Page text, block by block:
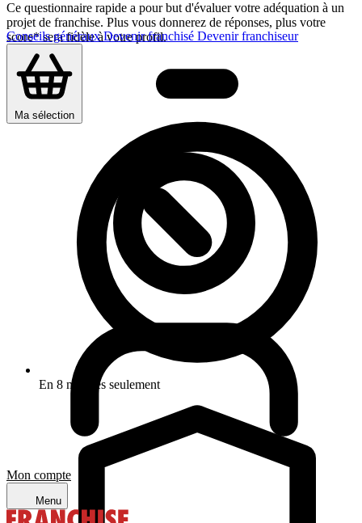
Conseils générauxDevenir franchisé Devenir franchiseur
Ma sélection
Mon compte
Menu
Ce questionnaire rapide a pour but d'évaluer votre adéquation à un
projet de franchise. Plus vous donnerez de réponses, plus votre
score* sera fidèle à votre profil.
En 8 minutes seulement